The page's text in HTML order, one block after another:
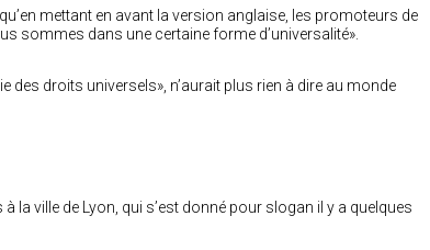
mettant en avant la version anglaise, les promoteurs de
sommes dans une certaine forme d’universalité».
des droits universels», n’aurait plus rien à dire au monde
à la ville de Lyon, qui s’est donné pour slogan il y a quelques